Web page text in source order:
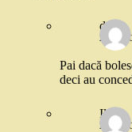
deea
28
Pai dacă
deci au
Ilinca
28